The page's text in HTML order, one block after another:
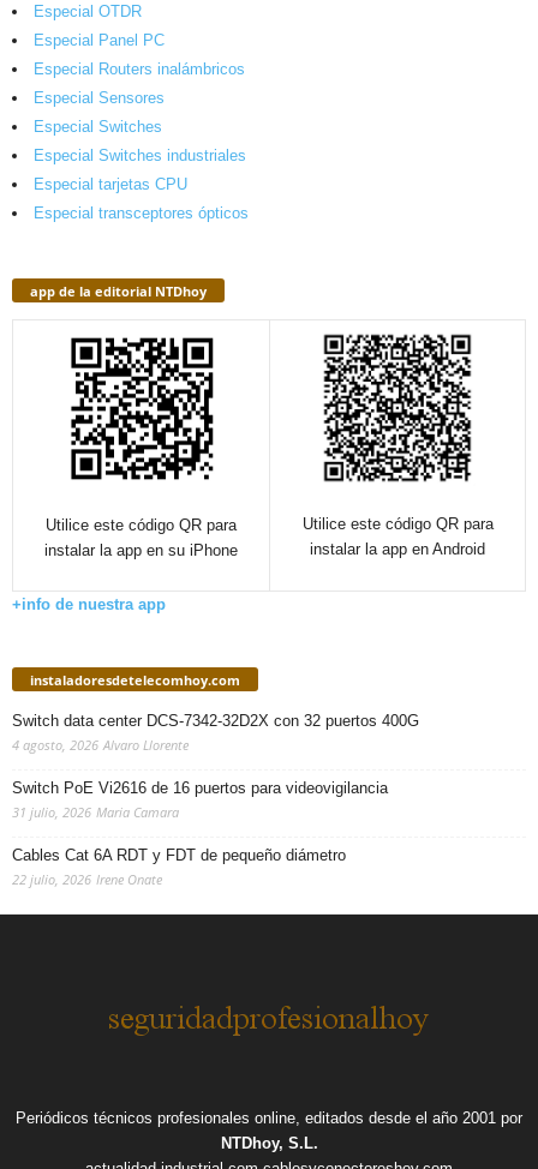
Especial OTDR
Especial Panel PC
Especial Routers inalámbricos
Especial Sensores
Especial Switches
Especial Switches industriales
Especial tarjetas CPU
Especial transceptores ópticos
app de la editorial NTDhoy
Utilice este código QR para
instalar la app en su iPhone
Utilice este código QR para
instalar la app en Android
+info de nuestra app
instaladoresdetelecomhoy.com
Switch data center DCS-7342-32D2X con 32 puertos 400G
4 agosto, 2026 Alvaro Llorente
Switch PoE Vi2616 de 16 puertos para videovigilancia
31 julio, 2026 Maria Camara
Cables Cat 6A RDT y FDT de pequeño diámetro
22 julio, 2026 Irene Onate
Periódicos técnicos profesionales online, editados desde el año 2001 por
NTDhoy, S.L.